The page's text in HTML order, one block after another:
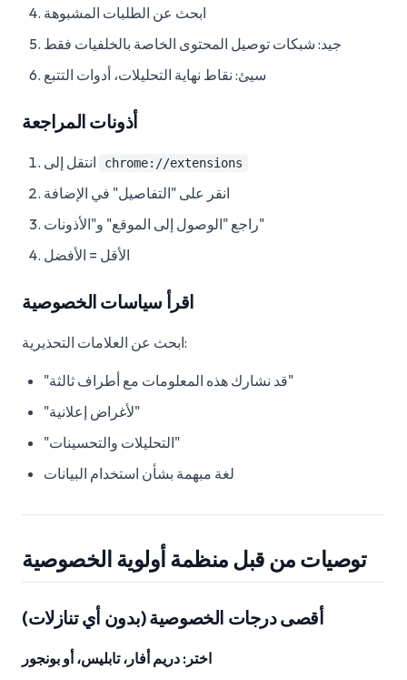
ابحث عن الطلبات المشبوهة
جيد: شبكات توصيل المحتوى الخاصة بالخلفيات فقط
سيئ: نقاط نهاية التحليلات، أدوات التتبع
أذونات المراجعة
chrome://extensions
انقر على "التفاصيل" في الإضافة
راجع "الوصول إلى الموقع" و"الأذونات"
الأقل = الأفضل
اقرأ سياسات الخصوصية
ابحث عن العلامات التحذيرية:
"قد نشارك هذه المعلومات مع أطراف ثالثة"
"لأغراض إعلانية"
"التحليلات والتحسينات"
لغة مبهمة بشأن استخدام البيانات
توصيات من قبل منظمة أولوية الخصوصية
أقصى درجات الخصوصية (بدون أي تنازلات)
اختر: دريم أفار، تابليس، أو بونجور